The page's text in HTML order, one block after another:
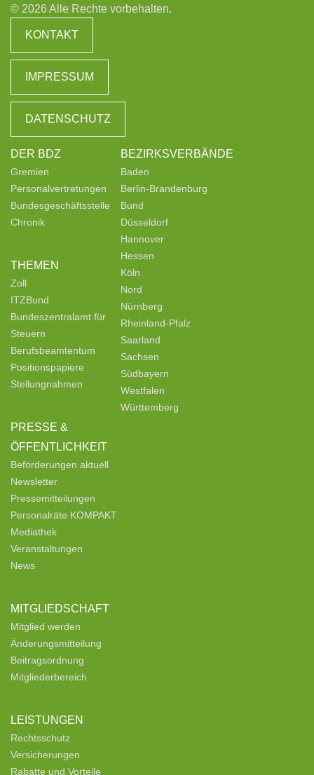
© 2026 Alle Rechte vorbehalten.
KONTAKT
IMPRESSUM
DATENSCHUTZ
DER BDZ
Gremien
Personalvertretungen
Bundesgeschäftsstelle
Chronik
THEMEN
Zoll
ITZBund
Bundeszentralamt für
Steuern
Berufsbeamtentum
Positionspapiere
Stellungnahmen
PRESSE &
ÖFFENTLICHKEIT
Beförderungen aktuell
Newsletter
Pressemitteilungen
Personalräte KOMPAKT
Mediathek
Veranstaltungen
News
MITGLIEDSCHAFT
Mitglied werden
Änderungsmitteilung
Beitragsordnung
Mitgliederbereich
LEISTUNGEN
Rechtsschutz
Versicherungen
Rabatte und Vorteile
BEZIRKSVERBÄNDE
Baden
Berlin-Brandenburg
Bund
Düsseldorf
Hannover
Hessen
Köln
Nord
Nürnberg
Rheinland-Pfalz
Saarland
Sachsen
Südbayern
Westfalen
Württemberg